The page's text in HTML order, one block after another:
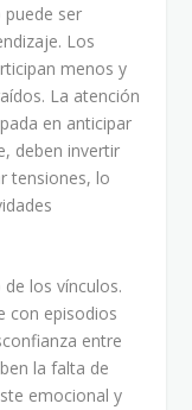
puede ser
Los
menos y
La atención
en anticipar
deben invertir
tensiones, lo
los vínculos.
con episodios
entre
la falta de
emocional y